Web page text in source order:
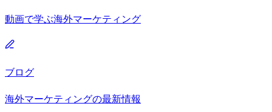
動画で学ぶ海外マーケティング
ブログ
海外マーケティングの最新情報